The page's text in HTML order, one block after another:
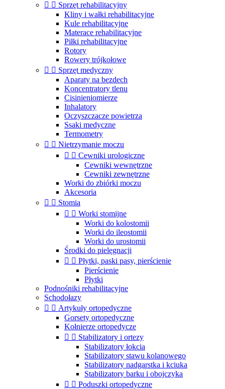
  Sprzęt rehabilitacyjny
Kliny i wałki rehabilitacyjne
Kule rehabilitacyjne
Materace rehabilitacyjne
Piłki rehabilitacyjne
Rotory
Rowery trójkołowe
  Sprzęt medyczny
Aparaty na bezdech
Koncentratory tlenu
Cisinieniomierze
Inhalatory
Oczyszczacze powietrza
Ssaki medyczne
Termometry
  Nietrzymanie moczu
  Cewniki urologiczne
Cewniki wewnętrzne
Cewniki zewnętrzne
Worki do zbiórki moczu
Akcesoria
  Stomia
  Worki stomijne
Worki do kolostomii
Worki do ileostomii
Worki do urostomii
Środki do pielęgnacji
  Płytki, paski pasy, pierścienie
Pierścienie
Płytki
Podnośniki rehabilitacyjne
Schodołazy
  Artykuły ortopedyczne
Gorsety ortopedyczne
Kołnierze ortopedycze
  Stabilizatory i ortezy
Stabilizatory łokcia
Stabilizatory stawu kolanowego
Stabilizatory nadgarstka i kciuka
Stabilizatory barku i obojczyka
  Poduszki ortopedyczne